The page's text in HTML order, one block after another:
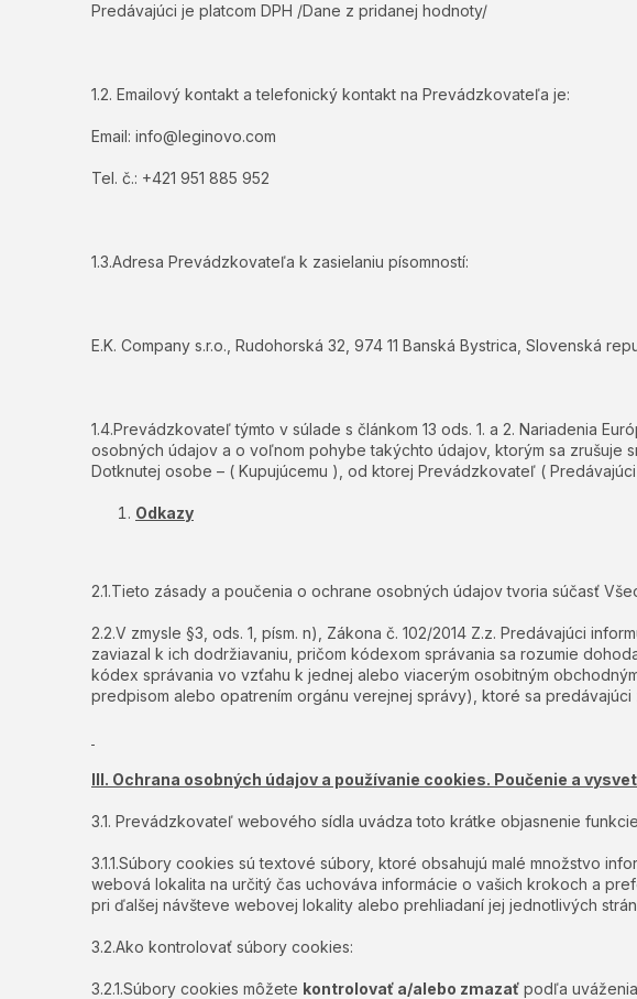
Predávajúci je platcom DPH /Dane z pridanej hodnoty/
1.2. Emailový kontakt a telefonický kontakt na Prevádzkovateľa je:
Email: info@leginovo.com
Tel. č.: +421 951 885 952
1.3.Adresa Prevádzkovateľa k zasielaniu písomností:
E.K. Company s.r.o., Rudohorská 32, 974 11 Banská Bystrica, Slovenská
1.4.Prevádzkovateľ týmto v súlade s článkom 13 ods. 1. a 2. Nariadenia
osobných údajov a o voľnom pohybe takýchto údajov, ktorým sa zrušuje
Dotknutej osobe – ( Kupujúcemu ), od ktorej Prevádzkovateľ (
Odkazy
2.1.Tieto zásady a poučenia o ochrane osobných údajov tvoria súčasť
2.2.V zmysle §3, ods. 1, písm. n), Zákona č. 102/2014 Z.z. Predávajúci
zaviazal k ich dodržiavaniu, pričom kódexom správania sa rozumie
kódex správania vo vzťahu k jednej alebo viacerým osobitným
predpisom alebo opatrením orgánu verejnej správy), ktoré sa
III. Ochrana osobných údajov a používanie cookies. Poučenie a
3.1. Prevádzkovateľ webového sídla uvádza toto krátke objasnenie
3.1.1.Súbory cookies sú textové súbory, ktoré obsahujú malé množstvo
webová lokalita na určitý čas uchováva informácie o vašich krokoch a
pri ďalšej návšteve webovej lokality alebo prehliadaní jej jednotlivých
3.2.Ako kontrolovať súbory cookies:
3.2.1.Súbory cookies môžete kontrolovať a/alebo zmazať podľa